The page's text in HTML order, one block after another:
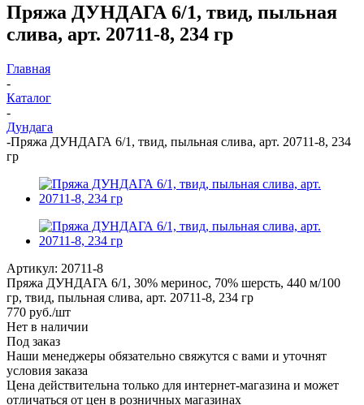
Пряжа ДУНДАГА 6/1, твид, пыльная
слива, арт. 20711-8, 234 гр
Главная
-
Каталог
-
Дундага
-Пряжа ДУНДАГА 6/1, твид, пыльная слива, арт. 20711-8, 234
гр
Артикул: 20711-8
Пряжа ДУНДАГА 6/1, 30% меринос, 70% шерсть, 440 м/100
гр, твид, пыльная слива, арт. 20711-8, 234 гр
770 руб./шт
Нет в наличии
Под заказ
Наши менеджеры обязательно свяжутся с вами и уточнят
условия заказа
Цена действительна только для интернет-магазина и может
отличаться от цен в розничных магазинах